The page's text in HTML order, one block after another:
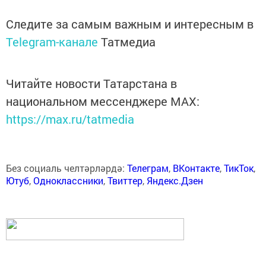
Следите за самым важным и интересным в
Telegram-канале Татмедиа
Читайте новости Татарстана в
национальном мессенджере MАХ:
https://max.ru/tatmedia
Без социаль челтәрләрдә: Телеграм, ВКонтакте,ТикТок,
Ютуб,Одноклассники,Твиттер, Яндекс.Дзен